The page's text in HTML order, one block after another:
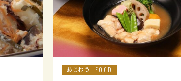
あじわう
FOOD